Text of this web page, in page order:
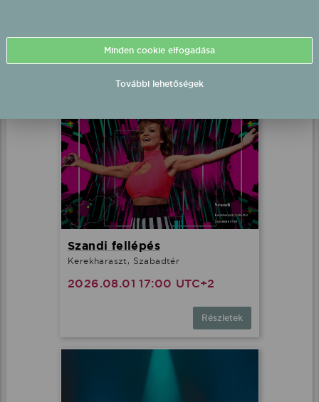
2026.08.01 17:00 UTC+2
Szandi fellépés
Kerekharaszt, Szabadtér
2026.08.01 17:00 UTC+2
Részletek
Minden cookie elfogadása
További lehetőségek